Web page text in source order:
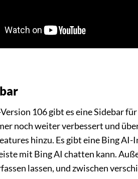
106 gibt es eine Sidebar
noch weiter verbessert und
hinzu. Es gibt eine Bing
mit Bing AI chatten kann.
lassen, und zwischen